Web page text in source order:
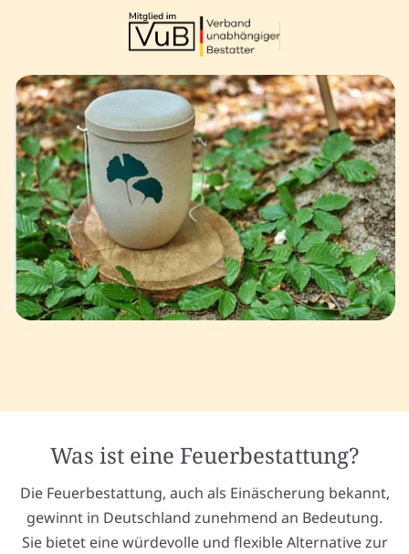
Was ist eine Feuerbestattung?
Die Feuerbestattung, auch als Einäscherung bekannt,
gewinnt in Deutschland zunehmend an Bedeutung.
Sie bietet eine würdevolle und flexible Alternative zur